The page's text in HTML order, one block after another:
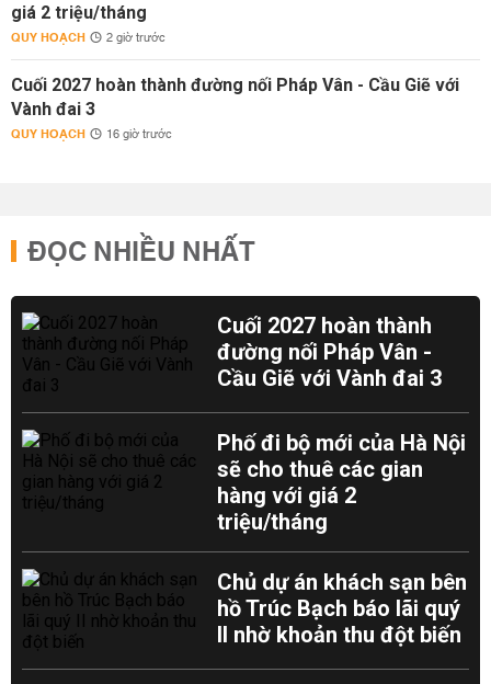
giá 2 triệu/tháng
QUY HOẠCH 2 giờ trước
Cuối 2027 hoàn thành đường nối Pháp Vân - Cầu Giẽ với
Vành đai 3
QUY HOẠCH 16 giờ trước
ĐỌC NHIỀU NHẤT
Cuối 2027 hoàn thành
đường nối Pháp Vân -
Cầu Giẽ với Vành đai 3
Phố đi bộ mới của Hà Nội
sẽ cho thuê các gian
hàng với giá 2
triệu/tháng
Chủ dự án khách sạn bên
hồ Trúc Bạch báo lãi quý
II nhờ khoản thu đột biến